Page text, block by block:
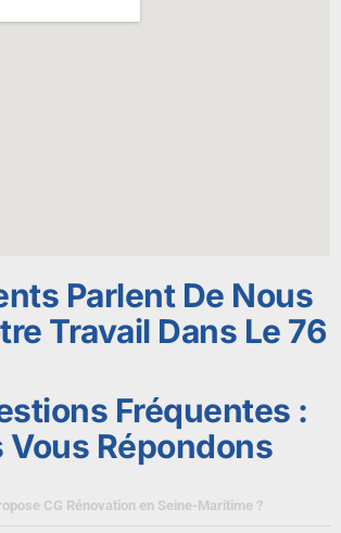
Parlent De Nous
Travail Dans Le 76
Fréquentes :
Vous Répondons
CG Rénovation en Seine-Maritime ?